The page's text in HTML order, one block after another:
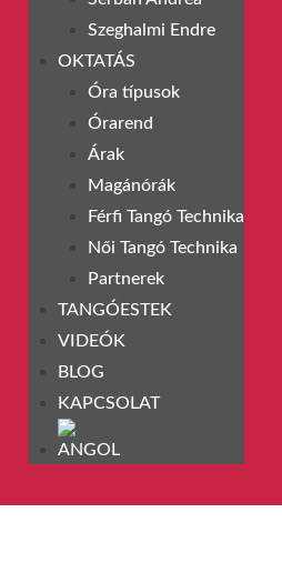
Szeghalmi Endre
OKTATÁS
Óra típusok
Órarend
Árak
Magánórák
Férfi Tangó Technika
Női Tangó Technika
Partnerek
TANGÓESTEK
VIDEÓK
BLOG
KAPCSOLAT